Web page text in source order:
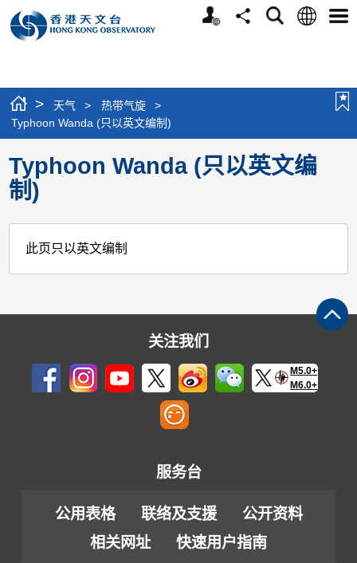
个
分
搜
语
选
> 天气 > 热带气旋
>
Typhoon Wanda (只以英文编制)
Typhoon Wanda (只以英文编
制)
此页只以英文编制
关注我们
M5.0+
M6.0+
服务台
公用表格 联络及支援
公开资料
相关网址
快速用户指南